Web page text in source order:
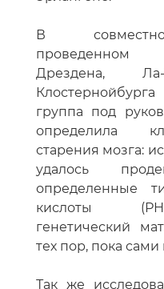
В
проведенном
Дрездена,
группа под
определила
старения мозга:
удалось
определенные
кислоты
генетический
тех пор, пока
Так же